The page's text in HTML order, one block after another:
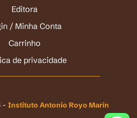
Editora
/ Minha Conta
Carrinho
de privacidade
- Instituto Antonio Royo Marín